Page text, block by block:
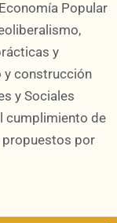
Popular
y
y construcción
y Sociales
cumplimiento de
propuestos por